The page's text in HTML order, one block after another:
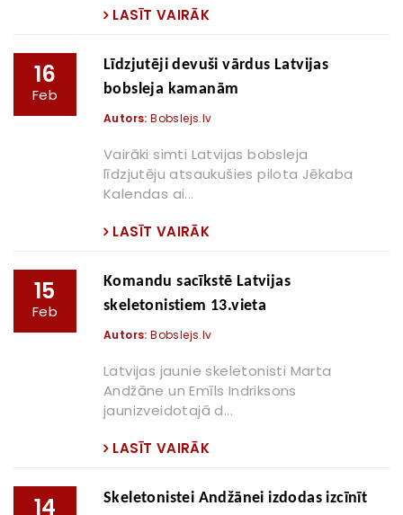
LASĪT VAIRĀK
16
Feb
Līdzjutēji devuši vārdus Latvijas
bobsleja kamanām
Autors: Bobslejs.lv
Vairāki simti Latvijas bobsleja
līdzjutēju atsaukušies pilota Jēkaba
Kalendas ai...
LASĪT VAIRĀK
15
Feb
Komandu sacīkstē Latvijas
skeletonistiem 13.vieta
Autors: Bobslejs.lv
Latvijas jaunie skeletonisti Marta
Andžāne un Emīls Indriksons
jaunizveidotajā d...
LASĪT VAIRĀK
14
Skeletonistei Andžānei izdodas izcīnīt